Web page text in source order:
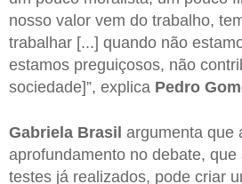
nosso valor vem do trabalho,
trabalhar [...] quando não
estamos preguiçosos, não
sociedade]”, explica Pedro
Gabriela Brasil argumenta que
aprofundamento no debate,
testes já realizados, pode criar